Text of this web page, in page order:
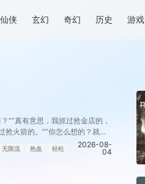
仙侠 玄幻 奇幻 历史 游戏
”“真有意思，我抓过抢金店的，
火箭的。”“你怎么想的？就算
林序缓缓点头。“会开。”“真
我没时间了。”“没时间？”男人
无限流 热血 轻松
2026-08-
04